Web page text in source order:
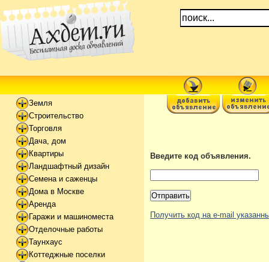
Земля
Строительство
Торговля
Дача, дом
Квартиры
Ландшафтный дизайн
Семена и саженцы
Дома в Москве
Аренда
Гаражи и машиноместа
Отделочные работы
Таунхаус
Коттеджные поселки
Введите код объявления.
Получить код на e-mail